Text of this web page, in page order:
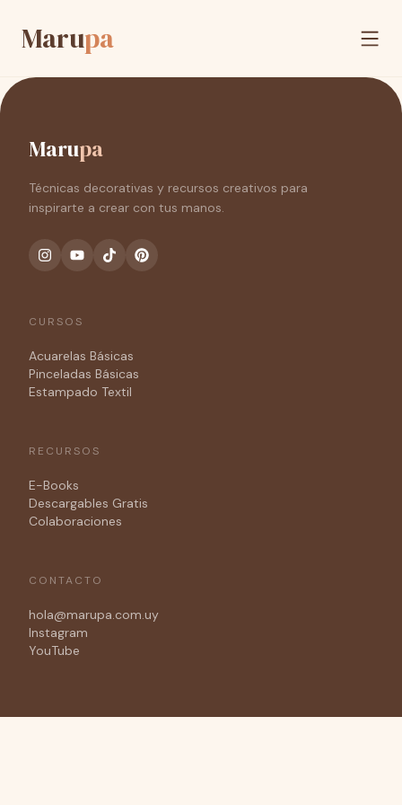
Marupa
Marupa
Técnicas decorativas y recursos creativos para
inspirarte a crear con tus manos.
CURSOS
Acuarelas Básicas
Pinceladas Básicas
Estampado Textil
RECURSOS
E-Books
Descargables Gratis
Colaboraciones
CONTACTO
hola@marupa.com.uy
Instagram
YouTube